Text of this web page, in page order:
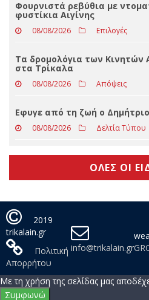
Όμιλος ΔΕΗ: Επεκτείνεται
Πολωνίας με χαρτοφυλάκιο
08/08/2026 Απόψεις
Φουρνιστά ρεβύθια με
φυστίκια Αιγίνης
08/08/2026 Επιλογές
Τα δρομολόγια των Κινητών
στα Τρίκαλα
Eφυγε από τη ζωή ο
08/08/2026 Δελτία Τύπου
2019
trikalain.gr